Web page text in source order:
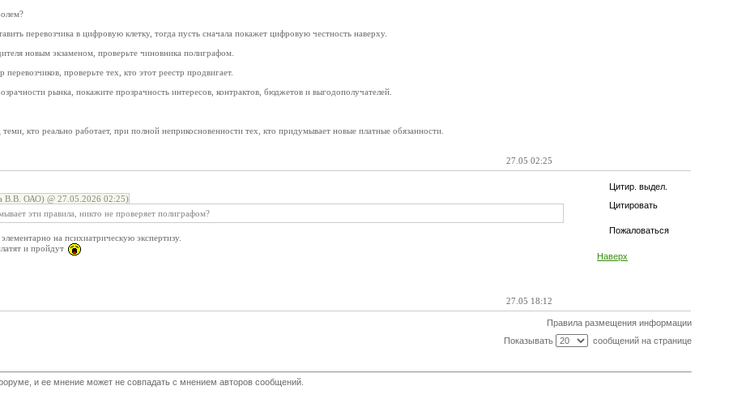
перевозчика в цифровую клетку, тогда пусть сначала покажет цифровую честность наверху.
новым экзаменом, проверьте чиновника полиграфом.
перевозчиков, проверьте тех, кто этот реестр продвигает.
рынка, покажите прозрачность интересов, контрактов, бюджетов и выгодополучателей.
кто реально работает, при полной неприкосновенности тех, кто придумывает новые платные обязанности.
27.05 02:25
Цитир. выдел.
Цитировать
Пожаловаться
Наверх
В.В. ОАО) @ 27.05.2026 02:25)
эти правила, никто не проверяет полиграфом?
на психиатрическую экспертизу.
и пройдут
27.05 18:12
Правила размещения информации
Показывать
сообщений на странице
и ее мнение может не совпадать с мнением авторов сообщений.